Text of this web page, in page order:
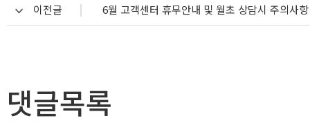
이전글
6월 고객센터 휴무안내 및 월초 상담시 주의사항
댓글목록